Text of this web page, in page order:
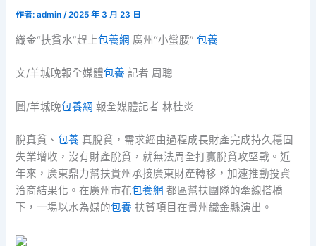
作者:admin/2025 年 3 月 23 日
織金“扶貧水”趕上包養網 廣州“小蠻腰”包養
文/羊城晚報全媒體包養 記者 周聰
圖/羊城晚包養網 報全媒體記者 林桂炎
脫真貧、包養 真脫貧，需求經由過程成長財產完成持久穩固
失業增收，沒有財產脫貧，就無法周全打贏脫貧攻堅戰。近
年來，廣東鼎力幫扶貴州承接廣東財產轉移，加速推動投資
洽商結果化。在廣州市花包養網 都區幫扶團隊的牽線搭橋
下，一場以水為媒的包養 扶貧項目在貴州織金縣演出。